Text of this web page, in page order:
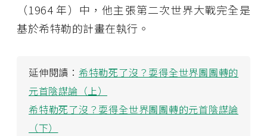
（1964 年）中，他主張第二次世界大戰完全是
基於希特勒的計畫在執行。
延伸閱讀： 希特勒死了沒？耍得全世界團團轉的
元首陰謀論（上）
希特勒死了沒？耍得全世界團團轉的元首陰謀論
（下）